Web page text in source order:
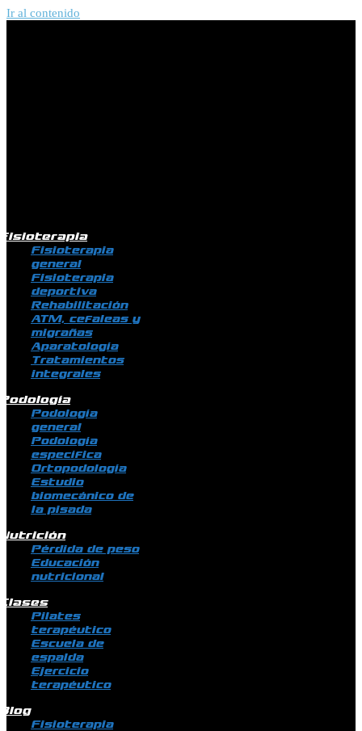
Ir al contenido
Fisioterapia
general
Fisioterapia
deportiva
Rehabilitación
ATM, cefaleas y
migrañas
Aparatología
Tratamientos
integrales
Podología
general
Podología
específica
Ortopodología
Estudio
biomecánico de
la pisada
Pérdida de peso
Educación
nutricional
Pilates
terapéutico
Escuela de
espalda
Ejercicio
terapéutico
Fisioterapia